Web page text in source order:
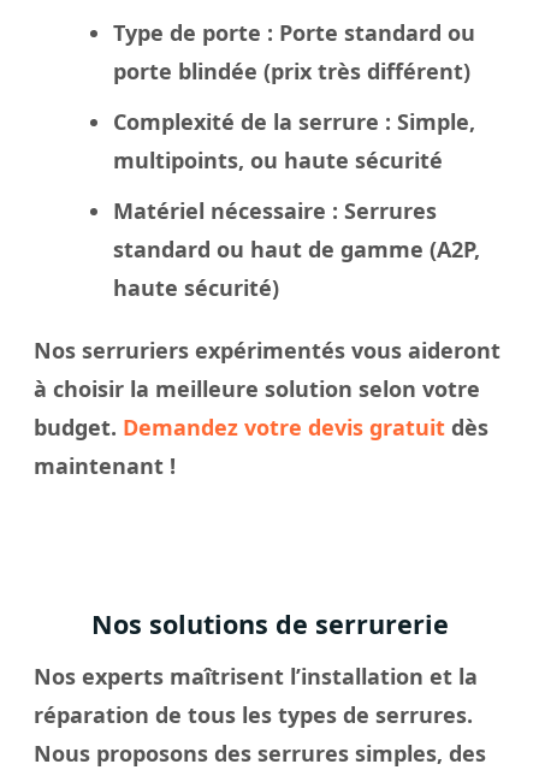
Type de porte : Porte standard ou
porte blindée (prix très différent)
Complexité de la serrure : Simple,
multipoints, ou haute sécurité
Matériel nécessaire : Serrures
standard ou haut de gamme (A2P,
haute sécurité)
Nos serruriers expérimentés vous aideront
à choisir la meilleure solution selon votre
budget. Demandez votre devis gratuit dès
maintenant !
Nos solutions de serrurerie
Nos experts maîtrisent l’installation et la
réparation de tous les types de serrures.
Nous proposons des serrures simples, des